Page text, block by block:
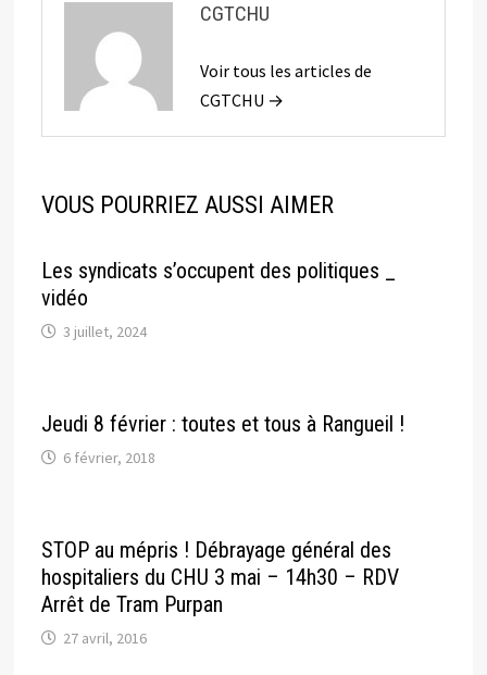
CGTCHU
Voir tous les articles de
CGTCHU →
VOUS POURRIEZ AUSSI AIMER
Les syndicats s’occupent des politiques _
vidéo
3 juillet, 2024
Jeudi 8 février : toutes et tous à Rangueil !
6 février, 2018
STOP au mépris ! Débrayage général des
hospitaliers du CHU 3 mai – 14h30 – RDV
Arrêt de Tram Purpan
27 avril, 2016